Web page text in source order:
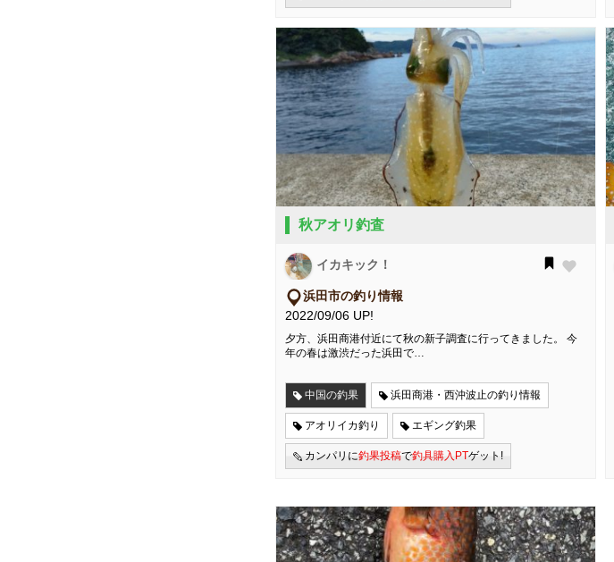
秋アオリ釣査
イカキック！
浜田市の釣り情報
2022/09/06 UP!
夕方、浜田商港付近にて秋の新子調査に行ってきました。 今
年の春は激渋だった浜田で…
中国の釣果 浜田商港・西沖波止の釣り情報
アオリイカ釣り エギング釣果
カンパリに釣果投稿で釣具購入PTゲット!